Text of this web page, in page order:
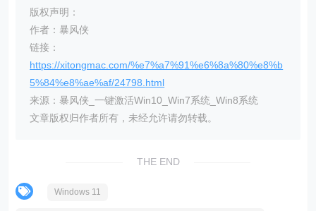
版权声明：
作者：暴风侠
链接：
https://xitongmac.com/%e7%a7%91%e6%8a%80%e8%b
5%84%e8%ae%af/24798.html
来源：暴风侠_一键激活Win10_Win7系统_Win8系统
文章版权归作者所有，未经允许请勿转载。
THE END
Windows 11